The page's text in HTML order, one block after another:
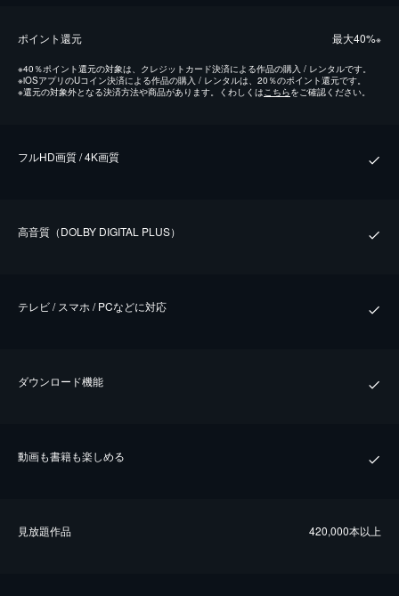
ポイント還元 最⼤40%※
※40％ポイント還元の対象は、クレジットカード決済による作品の購入 / レンタルです。
※iOSアプリのUコイン決済による作品の購入 / レンタルは、20％のポイント還元です。
※還元の対象外となる決済方法や商品があります。くわしくはこちらをご確認ください。
フルHD画質 / 4K画質
⾼⾳質（DOLBY DIGITAL PLUS）
テレビ / スマホ / PCなどに対応
ダウンロード機能
動画も書籍も楽しめる
⾒放題作品 420,000本以上